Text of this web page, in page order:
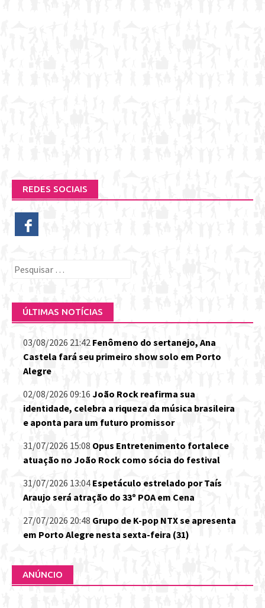
REDES SOCIAIS
Pesquisar
ÚLTIMAS NOTÍCIAS
03/08/2026 21:42 Fenômeno do sertanejo, Ana
Castela fará seu primeiro show solo em Porto
Alegre
02/08/2026 09:16 João Rock reafirma sua
identidade, celebra a riqueza da música brasileira
e aponta para um futuro promissor
31/07/2026 15:08 Opus Entretenimento fortalece
atuação no João Rock como sócia do festival
31/07/2026 13:04 Espetáculo estrelado por Taís
Araujo será atração do 33º POA em Cena
27/07/2026 20:48 Grupo de K-pop NTX se apresenta
em Porto Alegre nesta sexta-feira (31)
ANÚNCIO